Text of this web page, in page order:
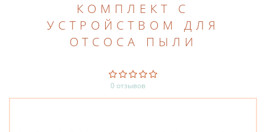
КОМПЛЕКТ С
УСТРОЙСТВОМ ДЛЯ
ОТСОСА ПЫЛИ
0 отзывов